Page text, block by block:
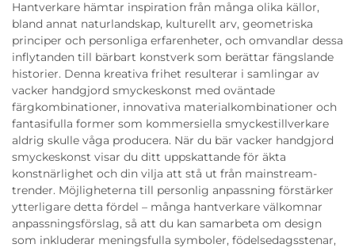
Hantverkare hämtar inspiration från många olika källor,
bland annat naturlandskap, kulturellt arv, geometriska
principer och personliga erfarenheter, och omvandlar dessa
inflytanden till bärbart konstverk som berättar fängslande
historier. Denna kreativa frihet resulterar i samlingar av
vacker handgjord smyckeskonst med oväntade
färgkombinationer, innovativa materialkombinationer och
fantasifulla former som kommersiella smyckestillverkare
aldrig skulle våga producera. När du bär vacker handgjord
smyckeskonst visar du ditt uppskattande för äkta
konstnärlighet och din vilja att stå ut från mainstream-
trender. Möjligheterna till personlig anpassning förstärker
ytterligare detta fördel – många hantverkare välkomnar
anpassningsförslag, så att du kan samarbeta om design
som inkluderar meningsfulla symboler, födelsedagsstenar,